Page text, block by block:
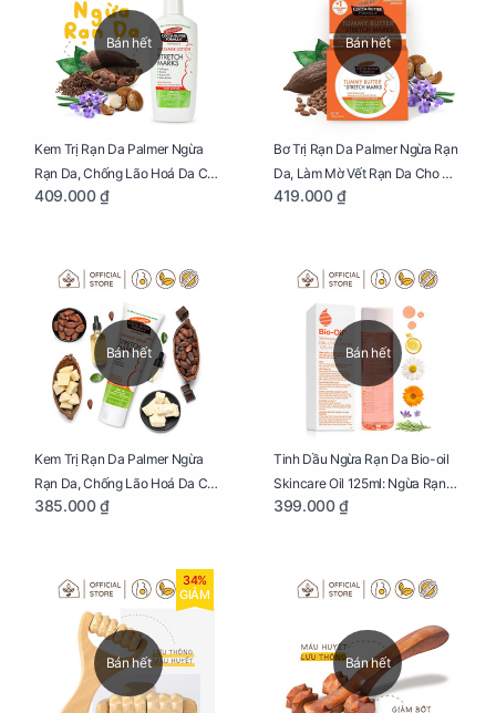
Bán hết
Kem Trị Rạn Da Palmer Ngừa
Rạn Da, Chống Lão Hoá Da Cho
Mẹ Bầu Chai 250ml
409.000 ₫
Bán hết
Bơ Trị Rạn Da Palmer Ngừa Rạn
Da, Làm Mờ Vết Rạn Da Cho Mẹ
Bầu Hũ 125g
419.000 ₫
Bán hết
Kem Trị Rạn Da Palmer Ngừa
Rạn Da, Chống Lão Hoá Da Cho
Mẹ Bầu Tuýp 125g
385.000 ₫
Bán hết
Tinh Dầu Ngừa Rạn Da Bio-oil
Skincare Oil 125ml: Ngừa Rạn
Da, Chăm Sóc Da Toàn Diện
399.000 ₫
Bán hết
34%
GIẢM
Bán hết